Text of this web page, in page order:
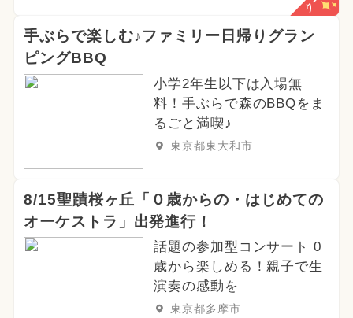
手ぶらで楽しむ♪ファミリー日帰りグラン
ピングBBQ
小学2年生以下は入場無
料！手ぶらで森のBBQをま
るごと満喫♪
東京都東大和市
8/15聖蹟桜ヶ丘「０歳からの・はじめての
オーケストラ」出発進行！
話題の参加型コンサート 0
歳から楽しめる！親子で生
演奏の感動を
東京都多摩市